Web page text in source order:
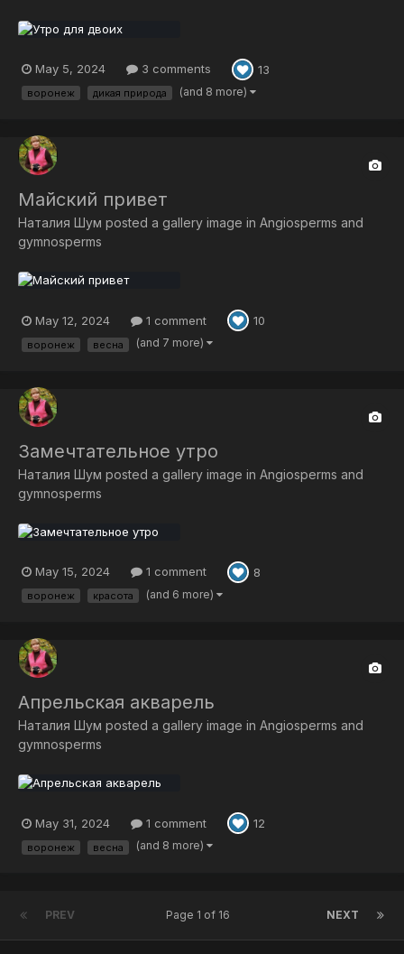
May 5, 2024 3 comments 13
воронеж дикая природа (and 8 more)
Майский привет
Наталия Шум posted a gallery image in Angiosperms and
gymnosperms
May 12, 2024 1 comment 10
воронеж весна (and 7 more)
Замечтательное утро
Наталия Шум posted a gallery image in Angiosperms and
gymnosperms
May 15, 2024 1 comment 8
воронеж красота (and 6 more)
Апрельская акварель
Наталия Шум posted a gallery image in Angiosperms and
gymnosperms
May 31, 2024 1 comment 12
воронеж весна (and 8 more)
PREV NEXT
Page 1 of 16